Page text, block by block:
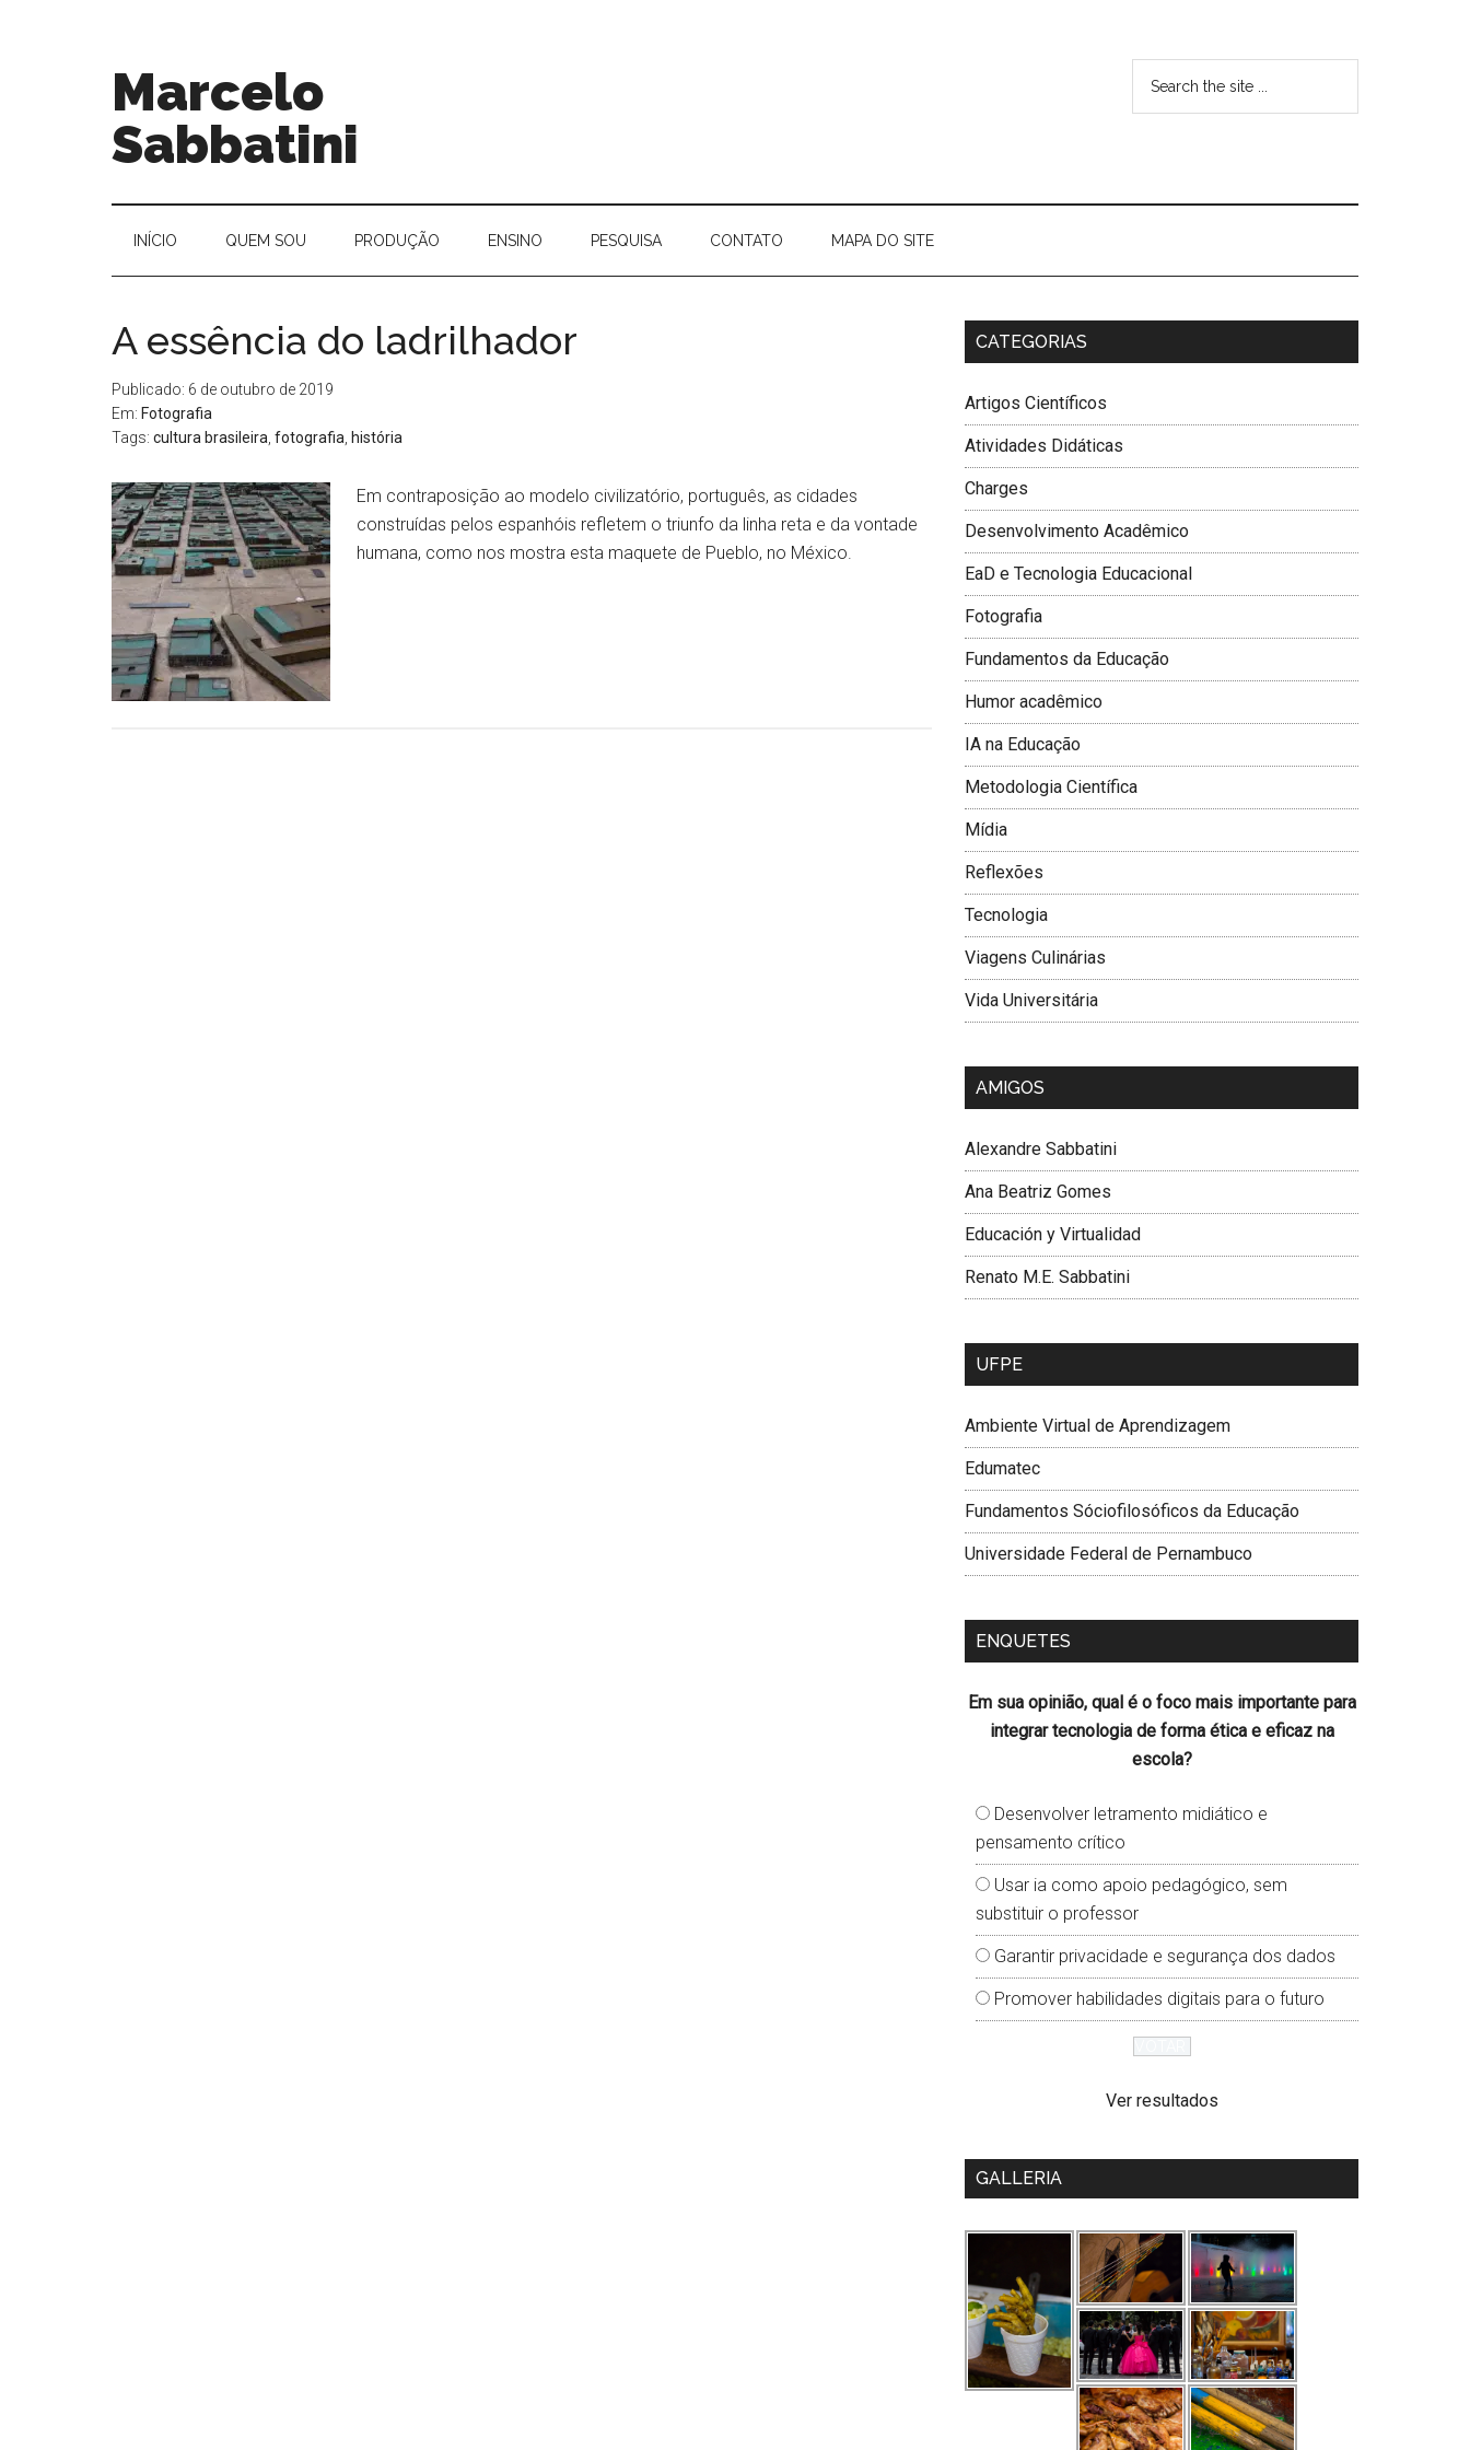
Marcelo
Sabbatini
INÍ­CIO QUEM SOU PRODUÇÃO ENSINO PESQUISA CONTATO MAPA DO SITE
A essência do ladrilhador
Publicado: 6 de outubro de 2019
Em: Fotografia
Tags: cultura brasileira fotografia história
Em contraposição ao modelo civilizatório, português, as cidades
construídas pelos espanhóis refletem o triunfo da linha reta e da vontade
humana, como nos mostra esta maquete de Pueblo, no México.
CATEGORIAS
Artigos Científicos
Atividades Didáticas
Charges
Desenvolvimento Acadêmico
EaD e Tecnologia Educacional
Fotografia
Fundamentos da Educação
Humor acadêmico
IA na Educação
Metodologia Cientí­fica
Mí­dia
Reflexões
Tecnologia
Viagens Culinárias
Vida Universitária
AMIGOS
Alexandre Sabbatini
Ana Beatriz Gomes
Educación y Virtualidad
Renato M.E. Sabbatini
UFPE
Ambiente Virtual de Aprendizagem
Edumatec
Fundamentos Sóciofilosóficos da Educação
Universidade Federal de Pernambuco
ENQUETES
Em sua opinião, qual é o foco mais importante para
integrar tecnologia de forma ética e eficaz na
escola?
Desenvolver letramento midiático e
pensamento crítico
Usar ia como apoio pedagógico, sem
substituir o professor
Garantir privacidade e segurança dos dados
Promover habilidades digitais para o futuro
Ver resultados
GALLERIA